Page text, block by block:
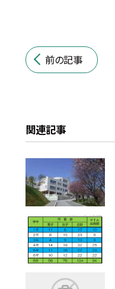
前の記事
関連記事